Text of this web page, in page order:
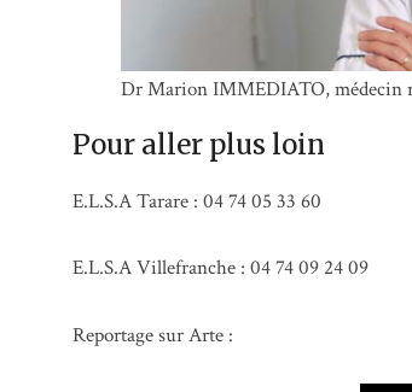
Dr Marion IMMEDIATO, médecin
Pour aller plus loin
E.L.S.A Tarare : 04 74 05 33 60
E.L.S.A Villefranche : 04 74 09 24 09
Reportage sur Arte :